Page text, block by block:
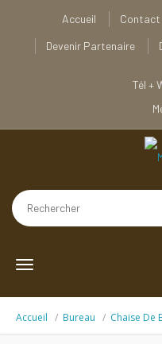
Accueil Contact
Devenir Partenaire
Tél +
Toggle
Accueil Bureau Chaise De